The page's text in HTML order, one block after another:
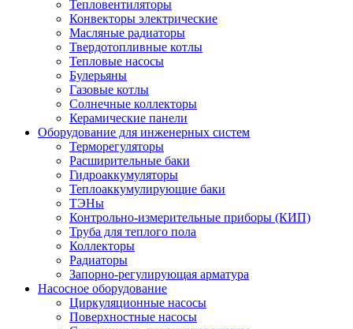
Тепловентиляторы
Конвекторы электрические
Масляные радиаторы
Твердотопливные котлы
Тепловые насосы
Булерьяны
Газовые котлы
Солнечные коллекторы
Керамические панели
Оборудование для инженерных систем
Терморегуляторы
Расширительные баки
Гидроаккумуляторы
Теплоаккумулирующие баки
ТЭНы
Контрольно-измерительные приборы (КИП)
Труба для теплого пола
Коллекторы
Радиаторы
Запорно-регулирующая арматура
Насосное оборудование
Циркуляционные насосы
Поверхностные насосы